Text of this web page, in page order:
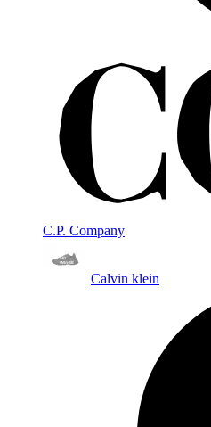
C.P. Company
Calvin klein